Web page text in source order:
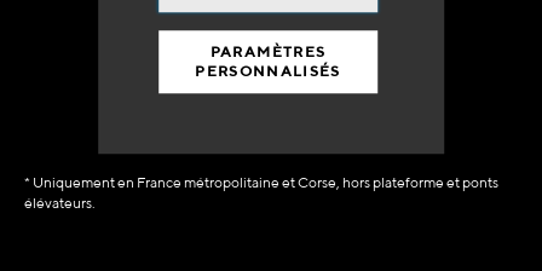
PARAMÈTRES
PERSONNALISÉS
90% du catalogue
en disponibilité
immédiate
* Uniquement en France métropolitaine et Corse, hors plateforme et ponts
élévateurs.